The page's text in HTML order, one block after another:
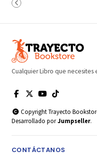
Cualquier Libro que necesites
Copyright Trayecto
Desarrollado porJumpseller.
CONTÁCTANOS